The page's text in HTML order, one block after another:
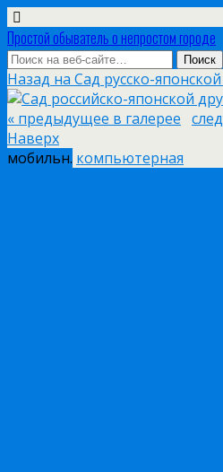
Простой обыватель о непростом городе
Назад на Сад русско-
« предыдущее в галерее
Наверх
мобильн. компьютерная